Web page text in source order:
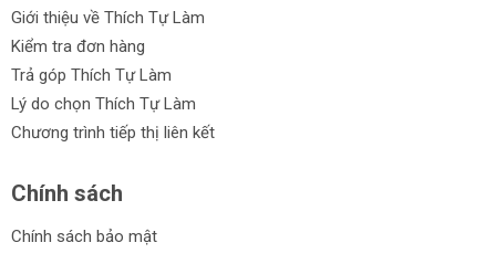
Giới thiệu về Thích Tự Làm
Kiểm tra đơn hàng
Trả góp Thích Tự Làm
Lý do chọn Thích Tự Làm
Chương trình tiếp thị liên kết
Chính sách
Chính sách bảo mật